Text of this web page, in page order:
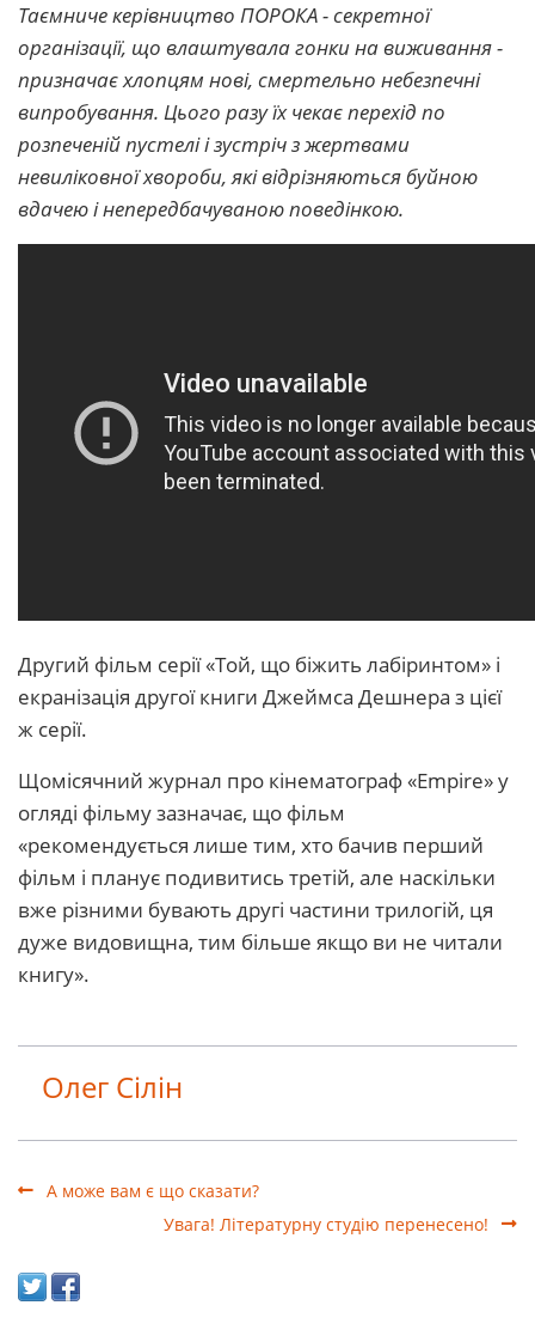
Таємниче керівництво ПОРОКА - секретної
організації, що влаштувала гонки на виживання -
призначає хлопцям нові, смертельно небезпечні
випробування. Цього разу їх чекає перехід по
розпеченій пустелі і зустріч з жертвами
невиліковної хвороби, які відрізняються буйною
вдачею і непередбачуваною поведінкою.
Другий фільм серії «Той, що біжить лабіринтом» і
екранізація другої книги Джеймса Дешнера з цієї
ж серії.
Щомісячний журнал про кінематограф «Empire» у
огляді фільму зазначає, що фільм
«рекомендується лише тим, хто бачив перший
фільм і планує подивитись третій, але наскільки
вже різними бувають другі частини трилогій, ця
дуже видовищна, тим більше якщо ви не читали
книгу».
Олег Сілін
А може вам є що сказати?
Увага! Літературну студію перенесено!